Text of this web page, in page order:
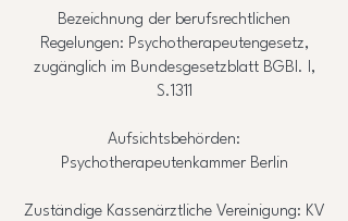
Bezeichnung der berufsrechtlichen
Regelungen: Psychotherapeutengesetz,
zugänglich im Bundesgesetzblatt BGBl. I,
S.1311
Aufsichtsbehörden:
Psychotherapeutenkammer Berlin
Zuständige Kassenärztliche Vereinigung: KV